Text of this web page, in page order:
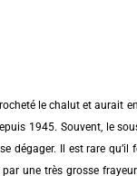
le chalut et aurait
1945. Souvent, le
Il est rare qu’il
une très grosse